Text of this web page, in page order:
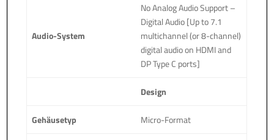
Audio-System
No Analog Audio Support –
Digital Audio [Up to 7.1
multichannel (or 8-channel)
digital audio on HDMI and
DP Type C ports]
Design
Gehäusetyp Micro-Format